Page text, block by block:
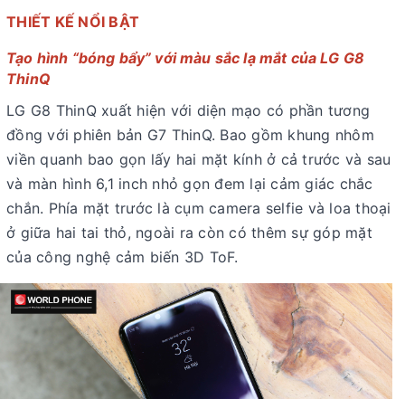
THIẾT KẾ NỔI BẬT
Tạo hình “bóng bẩy” với màu sắc lạ mắt của LG G8
ThinQ
LG G8 ThinQ xuất hiện với diện mạo có phần tương
đồng với phiên bản G7 ThinQ. Bao gồm khung nhôm
viền quanh bao gọn lấy hai mặt kính ở cả trước và sau
và màn hình 6,1 inch nhỏ gọn đem lại cảm giác chắc
chắn. Phía mặt trước là cụm camera selfie và loa thoại
ở giữa hai tai thỏ, ngoài ra còn có thêm sự góp mặt
của công nghệ cảm biến 3D ToF.